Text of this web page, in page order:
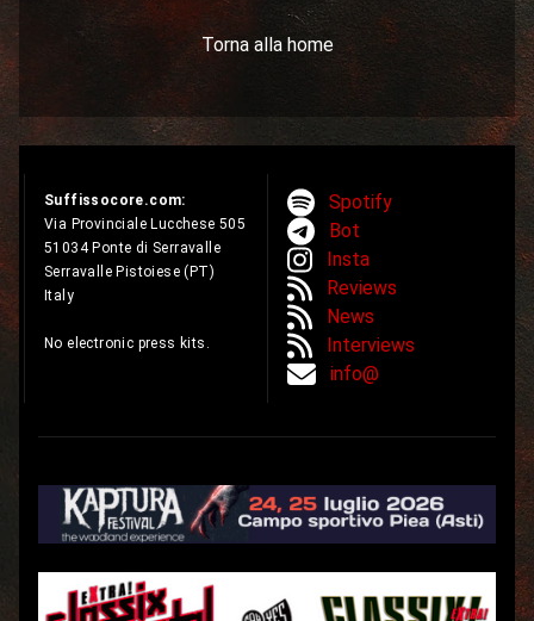
Torna alla home
Suffissocore.com:
Via Provinciale Lucchese 505
51034 Ponte di Serravalle
Serravalle Pistoiese (PT)
Italy
No electronic press kits.
Spotify
Bot
Insta
Reviews
News
Interviews
info@